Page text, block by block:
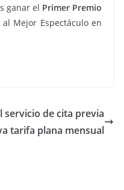
ganar el Primer Premio
Mejor Espectáculo en
servicio de cita previa
tarifa plana mensual